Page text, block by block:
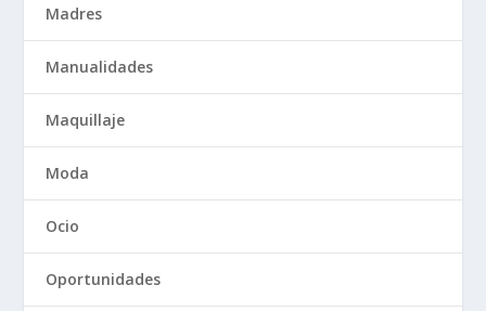
Madres
Manualidades
Maquillaje
Moda
Ocio
Oportunidades